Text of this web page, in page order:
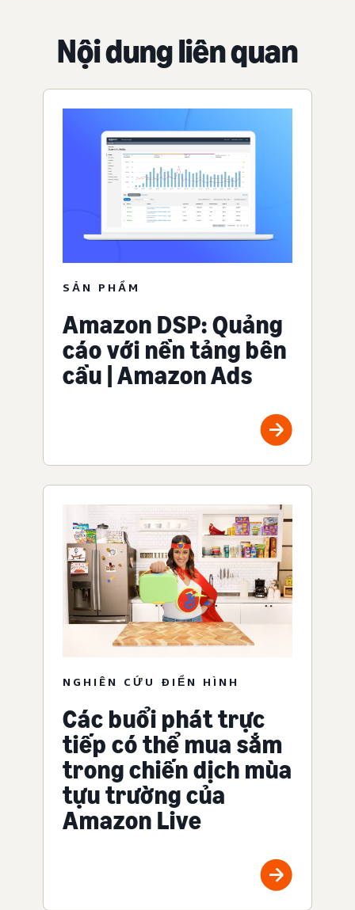
Nội dung liên quan
SẢN PHẨM
Amazon DSP: Quảng
cáo với nền tảng bên
cầu | Amazon Ads
NGHIÊN CỨU ĐIỂN HÌNH
Các buổi phát trực
tiếp có thể mua sắm
trong chiến dịch mùa
tựu trường của
Amazon Live